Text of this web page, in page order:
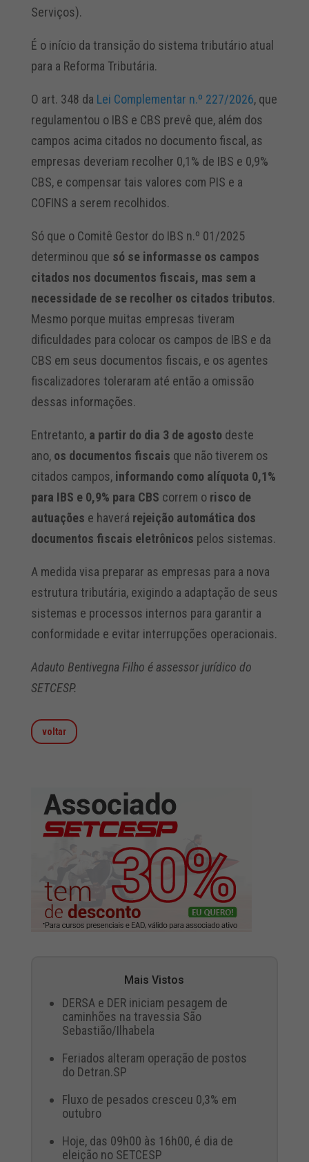
Serviços).
É o início da transição do sistema tributário atual
para a Reforma Tributária.
O art. 348 da Lei Complementar n.º 227/2026, que
regulamentou o IBS e CBS prevê que, além dos
campos acima citados no documento fiscal, as
empresas deveriam recolher 0,1% de IBS e 0,9%
CBS, e compensar tais valores com PIS e a
COFINS a serem recolhidos.
Só que o Comitê Gestor do IBS n.º 01/2025
determinou que só se informasse os campos
citados nos documentos fiscais, mas sem a
necessidade de se recolher os citados tributos.
Mesmo porque muitas empresas tiveram
dificuldades para colocar os campos de IBS e da
CBS em seus documentos fiscais, e os agentes
fiscalizadores toleraram até então a omissão
dessas informações.
Entretanto, a partir do dia 3 de agosto deste
ano,os documentos fiscais que não tiverem os
citados campos,informando como alíquota 0,1%
para IBS e 0,9% para CBS correm orisco de
autuações e haverá rejeição automática dos
documentos fiscais eletrônicos pelos sistemas.
A medida visa preparar as empresas para a nova
estrutura tributária, exigindo a adaptação de seus
sistemas e processos internos para garantir a
conformidade e evitar interrupções operacionais.
Adauto Bentivegna Filho é assessor jurídico do
SETCESP.
voltar
Mais Vistos
DERSA e DER iniciam pesagem de
caminhões na travessia São
Sebastião/Ilhabela
Feriados alteram operação de postos
do Detran.SP
Fluxo de pesados cresceu 0,3% em
outubro
Hoje, das 09h00 às 16h00, é dia de
eleição no SETCESP